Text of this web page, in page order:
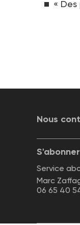
«
Nous
S'abonner
Service
Marc
06 65 40